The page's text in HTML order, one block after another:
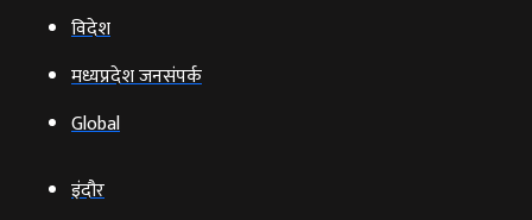
विदेश
मध्यप्रदेश जनसंपर्क
Global
इंदौर